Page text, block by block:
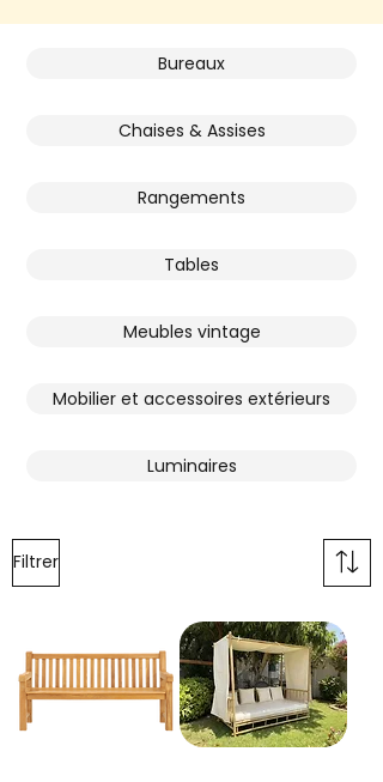
Bureaux
Chaises & Assises
Rangements
Tables
Meubles vintage
Mobilier et accessoires extérieurs
Luminaires
Filtrer